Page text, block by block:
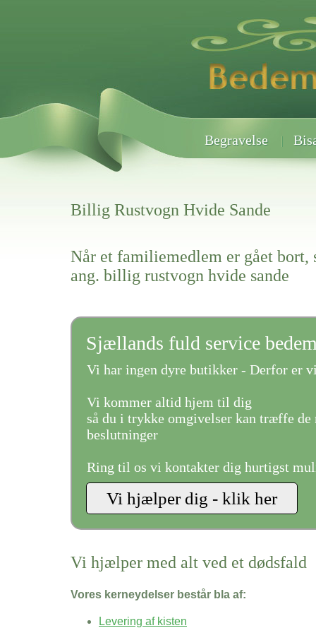
Begravelse
Billig Rustvogn Hvide Sande
Når et familiemedlem er gået bort,
ang. billig rustvogn hvide sande
Sjællands fuld service
Vi har ingen dyre butikker - Derfor er
Vi kommer altid hjem til dig
så du i trykke omgivelser kan træffe de
beslutninger
Ring til os vi kontakter dig hurtigst
Vi hjælper med alt ved et dødsfald
Vores kerneydelser består bla af:
Levering af kisten